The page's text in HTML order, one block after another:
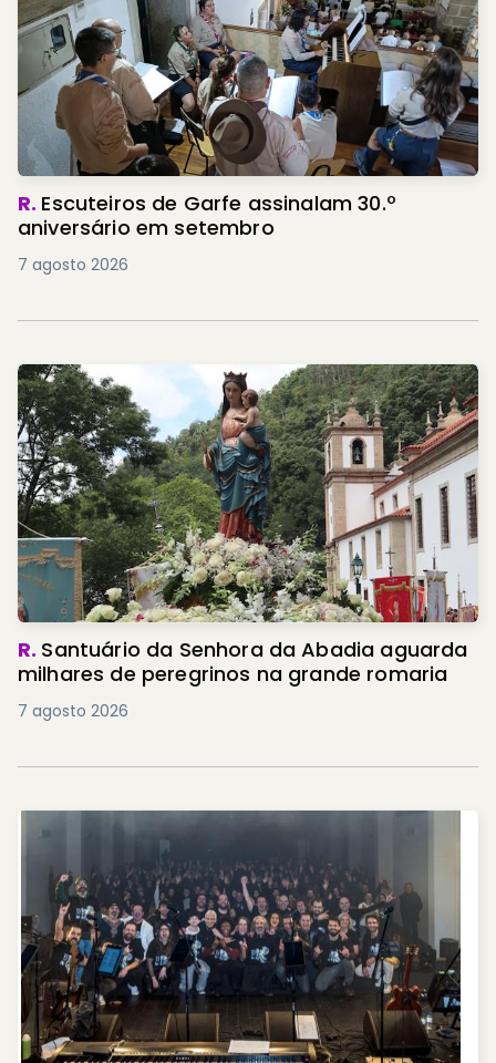
R. Escuteiros de Garfe assinalam 30.º
aniversário em setembro
7 agosto 2026
R. Santuário da Senhora da Abadia aguarda
milhares de peregrinos na grande romaria
7 agosto 2026